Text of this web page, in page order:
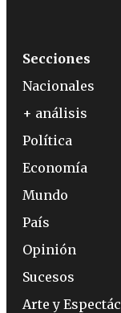
Secciones
Nacionales
+ análisis
Política
Economía
Mundo
País
Opinión
Sucesos
Arte y